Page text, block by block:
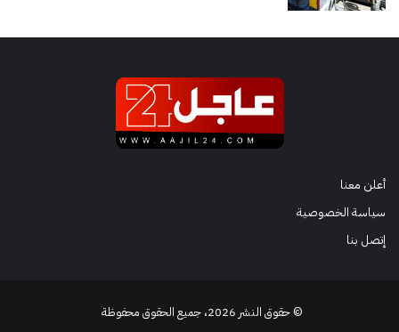
أعلن معنا
سياسة الخصوصية
إتصل بنا
© حقوق النشر 2026، جميع الحقوق محفوظة